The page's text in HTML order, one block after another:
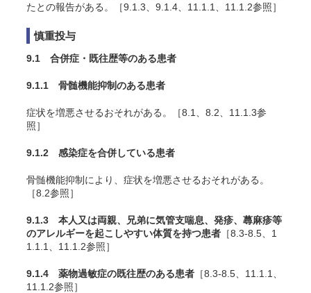
たとの報告がある。［9.1.3、9.1.4、11.1.1、11.1.2参照］
慎重投与
9.1 合併症・既往歴等のある患者
9.1.1 骨髄機能抑制のある患者
症状を増悪させるおそれがある。［8.1、8.2、11.1.3参
照］
9.1.2 感染症を合併している患者
骨髄機能抑制により、症状を増悪させるおそれがある。
［8.2参照］
9.1.3 本人又は両親、兄弟に気管支喘息、発疹、蕁麻疹等
のアレルギーを起こしやすい体質を持つ患者 ［8.3-8.5、1
1.1.1、11.1.2参照］
9.1.4 薬物過敏症の既往歴のある患者 ［8.3-8.5、11.1.1、
11.1.2参照］